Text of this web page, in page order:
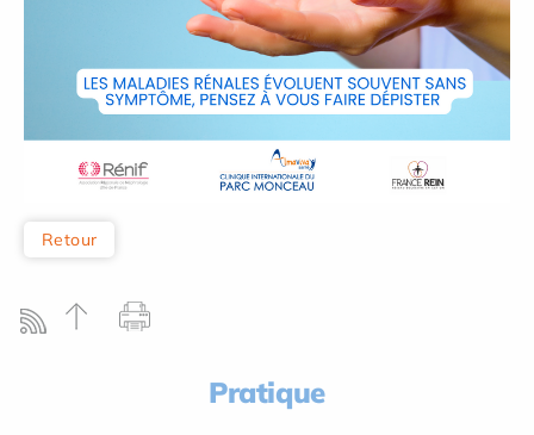
Retour
Pratique